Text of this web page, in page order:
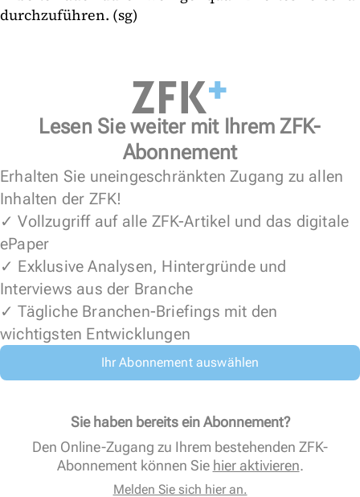
durchzuführen. (sg)
Lesen Sie weiter mit Ihrem ZFK-
Abonnement
Erhalten Sie uneingeschränkten Zugang zu allen
Inhalten der ZFK!
✓ Vollzugriff auf alle ZFK-Artikel und das digitale
ePaper
✓ Exklusive Analysen, Hintergründe und
Interviews aus der Branche
✓ Tägliche Branchen-Briefings mit den
wichtigsten Entwicklungen
Ihr Abonnement auswählen
Sie haben bereits ein Abonnement?
Den Online-Zugang zu Ihrem bestehenden ZFK-
Abonnement können Sie hier aktivieren.
Melden Sie sich hier an.